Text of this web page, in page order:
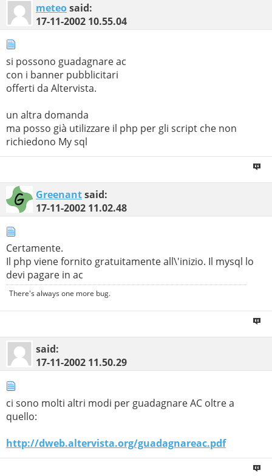
meteosaid:
17-11-2002 10.55.04
si possono guadagnare ac
con i banner pubblicitari
offerti da Altervista.
un altra domanda
ma posso già utilizzare il php per gli script che non
richiedono My sql
Greenantsaid:
17-11-2002 11.02.48
Certamente.
Il php viene fornito gratuitamente all\'inizio. Il mysql lo
devi pagare in ac
There's always one more bug.
said:
17-11-2002 11.50.29
ci sono molti altri modi per guadagnare AC oltre a
quello:
http://dweb.altervista.org/guadagnareac.pdf